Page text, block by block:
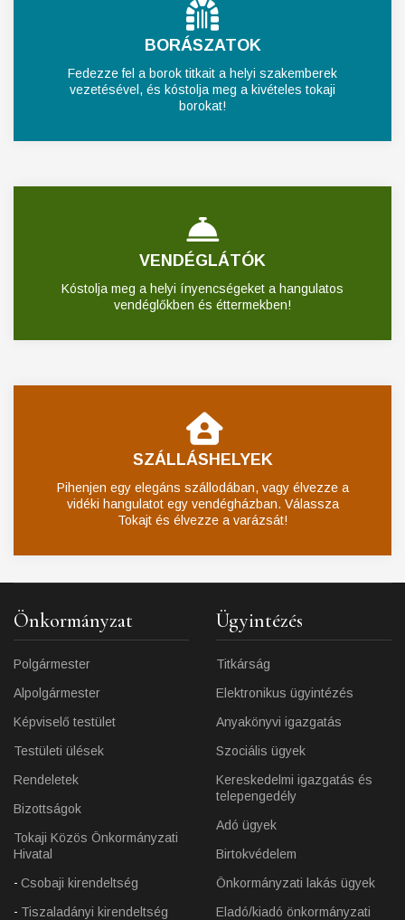
BORÁSZATOK
Fedezze fel a borok titkait a helyi szakemberek
vezetésével, és kóstolja meg a kivételes tokaji
borokat!
VENDÉGLÁTÓK
Kóstolja meg a helyi ínyencségeket a hangulatos
vendéglőkben és éttermekben!
SZÁLLÁSHELYEK
Pihenjen egy elegáns szállodában, vagy élvezze a
vidéki hangulatot egy vendégházban. Válassza
Tokajt és élvezze a varázsát!
Önkormányzat
Polgármester
Alpolgármester
Képviselő testület
Testületi ülések
Rendeletek
Bizottságok
Tokaji Közös Önkormányzati
Hivatal
Csobaji kirendeltség
Tiszaladányi kirendeltség
Ügyintézés
Titkárság
Elektronikus ügyintézés
Anyakönyvi igazgatás
Szociális ügyek
Kereskedelmi igazgatás és
telepengedély
Adó ügyek
Birtokvédelem
Önkormányzati lakás ügyek
Eladó/kiadó önkormányzati